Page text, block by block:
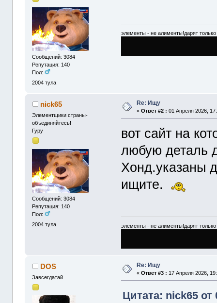
Сообщений: 3084
Репутация: 140
Пол:
2004 тула
элементы - не алименты!дарят только
nick65
Элементщики страны-
объединяйтесь!
Гуру
Сообщений: 3084
Репутация: 140
Пол:
2004 тула
Re: Ищу
«Ответ #2 : 01 Апреля 2026,
вот сайт на
любую деталь
Хонд.указаны
ищите.
элементы - не алименты!дарят только
DOS
Завсегдатай
Re: Ищу
«Ответ #3 : 17 Апреля 2026,
Цитата: nick65 от